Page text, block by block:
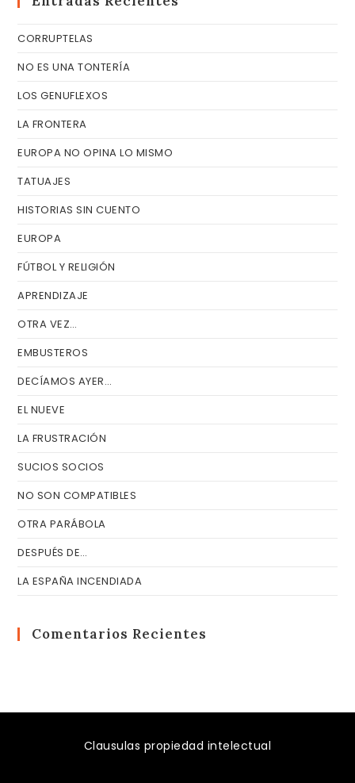
CORRUPTELAS
NO ES UNA TONTERÍA
LOS GENUFLEXOS
LA FRONTERA
EUROPA NO OPINA LO MISMO
TATUAJES
HISTORIAS SIN CUENTO
EUROPA
FÚTBOL Y RELIGIÓN
APRENDIZAJE
OTRA VEZ…
EMBUSTEROS
DECÍAMOS AYER…
EL NUEVE
LA FRUSTRACIÓN
SUCIOS SOCIOS
NO SON COMPATIBLES
OTRA PARÁBOLA
DESPUÉS DE…
LA ESPAÑA INCENDIADA
Comentarios Recientes
Clausulas propiedad intelectual